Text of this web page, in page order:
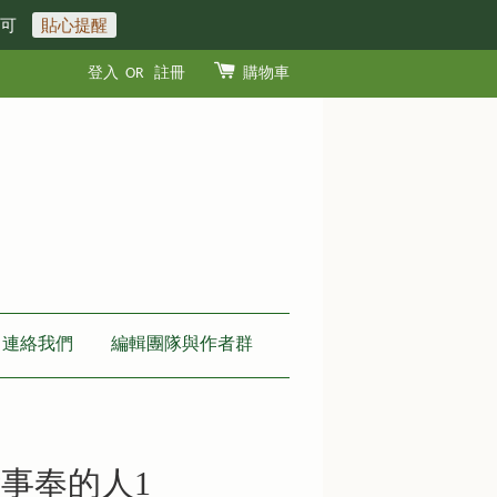
貼心提醒
登入 OR 註冊 購物車
連絡我們 編輯團隊與作者群
奉的人1